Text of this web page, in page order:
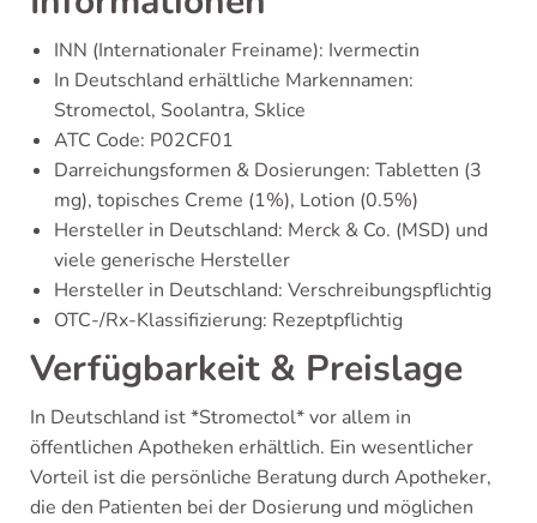
INN (Internationaler Freiname): Ivermectin
In Deutschland erhältliche Markennamen:
Stromectol, Soolantra, Sklice
ATC Code: P02CF01
Darreichungsformen & Dosierungen: Tabletten (3
mg), topisches Creme (1%), Lotion (0.5%)
Hersteller in Deutschland: Merck & Co. (MSD) und
viele generische Hersteller
Hersteller in Deutschland: Verschreibungspflichtig
OTC-/Rx-Klassifizierung: Rezeptpflichtig
Verfügbarkeit & Preislage
In Deutschland ist *Stromectol* vor allem in
öffentlichen Apotheken erhältlich. Ein wesentlicher
Vorteil ist die persönliche Beratung durch Apotheker,
die den Patienten bei der Dosierung und möglichen